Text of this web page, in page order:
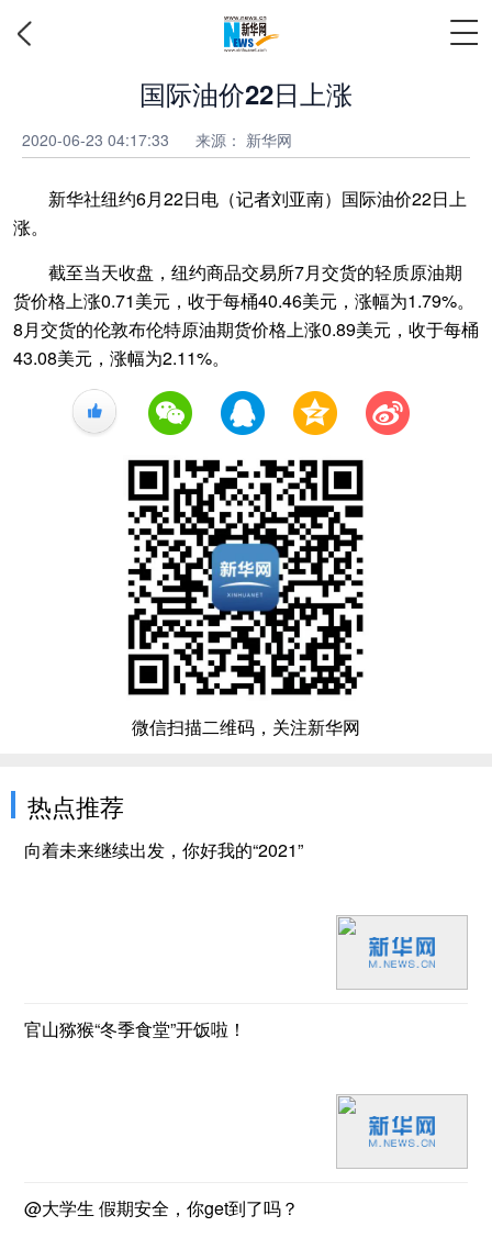
国际油价22日上涨
2020-06-23 04:17:33 来源： 新华网
新华社纽约6月22日电（记者刘亚南）国际油价22日上
涨。
截至当天收盘，纽约商品交易所7月交货的轻质原油期
货价格上涨0.71美元，收于每桶40.46美元，涨幅为1.79%。
8月交货的伦敦布伦特原油期货价格上涨0.89美元，收于每桶
43.08美元，涨幅为2.11%。
+1
微信扫描二维码，关注新华网
热点推荐
向着未来继续出发，你好我的“2021”
官山猕猴“冬季食堂”开饭啦！
@大学生 假期安全，你get到了吗？